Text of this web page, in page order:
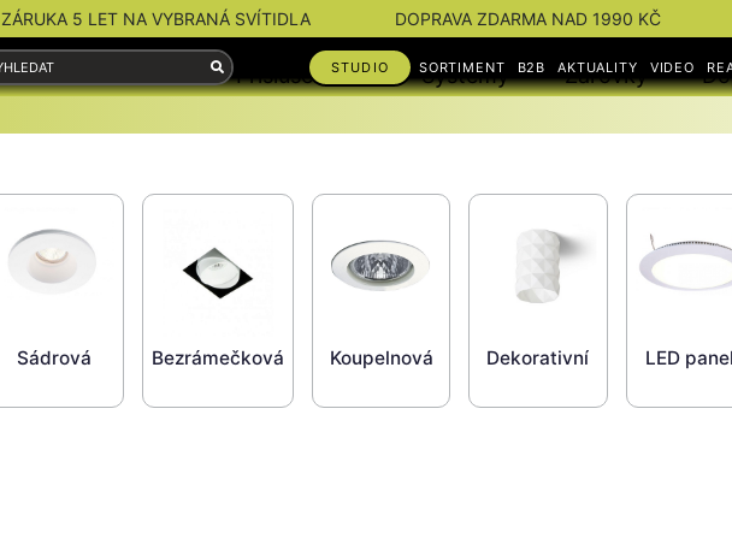
ZÁRUKA 5 LET NA VYBRANÁ SVÍTIDLA DOPRAVA ZDARMA NAD 1990 KČ
STUDIO SORTIMENT B2B AKTUALITY VIDEO
Venkovní svítidla Příslušenství Systémy Žárovky
Sádrová Bezrámečková Koupelnová Dekorativní LED